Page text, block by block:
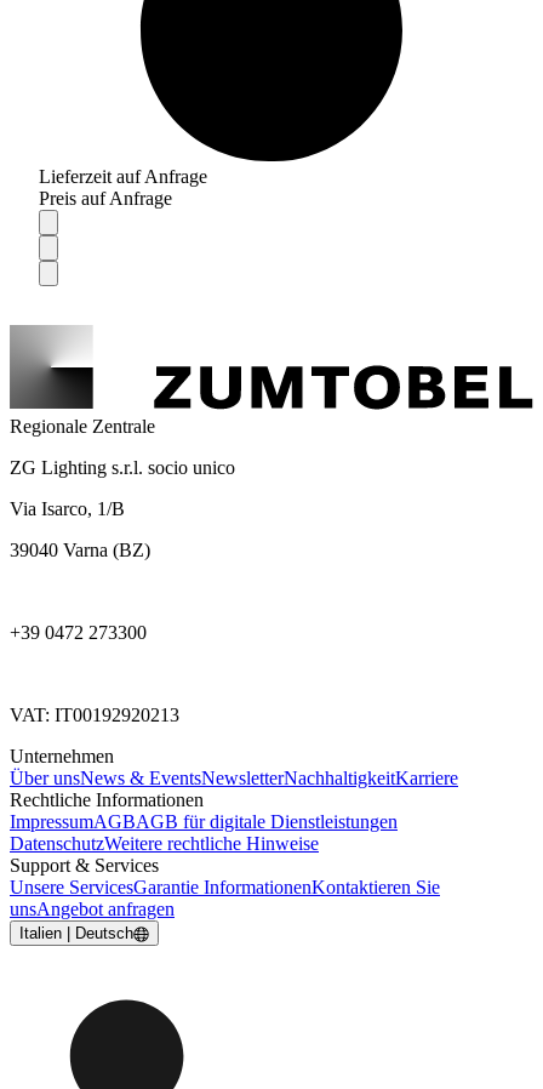
Lieferzeit auf Anfrage
Preis auf Anfrage
Regionale Zentrale
ZG Lighting s.r.l. socio unico
Via Isarco, 1/B
39040 Varna (BZ)
+39 0472 273300
VAT: IT00192920213
Unternehmen
Über unsNews & EventsNewsletterNachhaltigkeitKarriere
Rechtliche Informationen
ImpressumAGBAGB für digitale Dienstleistungen
DatenschutzWeitere rechtliche Hinweise
Support & Services
Unsere ServicesGarantie InformationenKontaktieren Sie
unsAngebot anfragen
Italien | Deutsch